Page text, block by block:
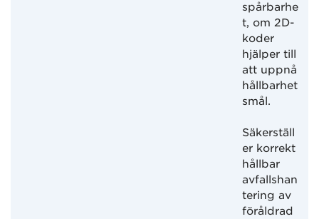
spårbarhe
t, om 2D-
koder
hjälper till
att uppnå
hållbarhet
smål.
Säkerställ
er korrekt
hållbar
avfallshan
tering av
föråldrad